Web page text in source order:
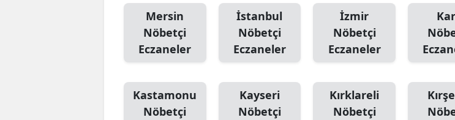
Mersin
Nöbetçi
Eczaneler
İstanbul
Nöbetçi
Eczaneler
İzmir
Nöbetçi
Eczaneler
Kastamonu
Nöbetçi
Kayseri
Nöbetçi
Kırklareli
Nöbetçi